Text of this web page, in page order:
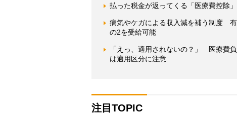
払った税金が返ってくる「医療費控除
病気やケガによる収入減を補う制度
の2を受給可能
「えっ、適用されないの？」 医療費
は適用区分に注意
注目TOPIC